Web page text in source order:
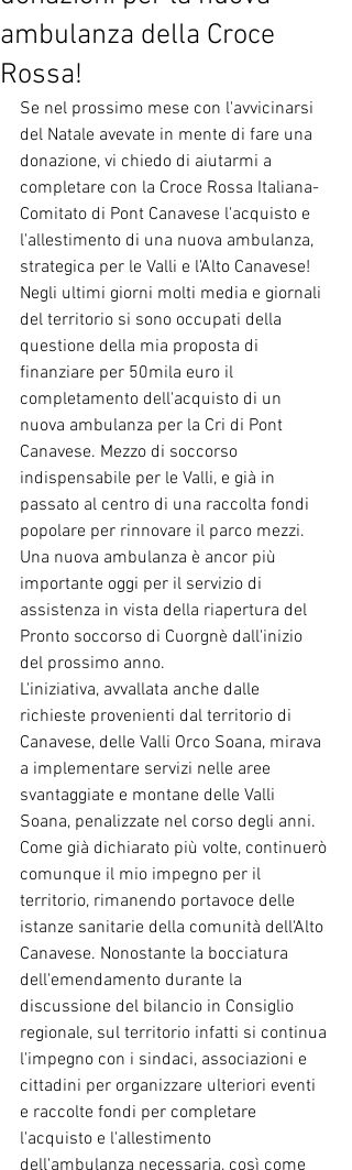
ambulanza della Croce
Rossa!
Se nel prossimo mese con l'avvicinarsi
del Natale avevate in mente di fare una
donazione, vi chiedo di aiutarmi a
completare con la Croce Rossa Italiana-
Comitato di Pont Canavese l'acquisto e
l'allestimento di una nuova ambulanza,
strategica per le Valli e l’Alto Canavese!
Negli ultimi giorni molti media e giornali
del territorio si sono occupati della
questione della mia proposta di
finanziare per 50mila euro il
completamento dell'acquisto di un
nuova ambulanza per la Cri di Pont
Canavese. Mezzo di soccorso
indispensabile per le Valli, e già in
passato al centro di una raccolta fondi
popolare per rinnovare il parco mezzi.
Una nuova ambulanza è ancor più
importante oggi per il servizio di
assistenza in vista della riapertura del
Pronto soccorso di Cuorgnè dall'inizio
del prossimo anno.
L'iniziativa, avvallata anche dalle
richieste provenienti dal territorio di
Canavese, delle Valli Orco Soana, mirava
a implementare servizi nelle aree
svantaggiate e montane delle Valli
Soana, penalizzate nel corso degli anni.
Come già dichiarato più volte, continuerò
comunque il mio impegno per il
territorio, rimanendo portavoce delle
istanze sanitarie della comunità dell'Alto
Canavese. Nonostante la bocciatura
dell'emendamento durante la
discussione del bilancio in Consiglio
regionale, sul territorio infatti si continua
l'impegno con i sindaci, associazioni e
cittadini per organizzare ulteriori eventi
e raccolte fondi per completare
l'acquisto e l'allestimento
dell'ambulanza necessaria, così come